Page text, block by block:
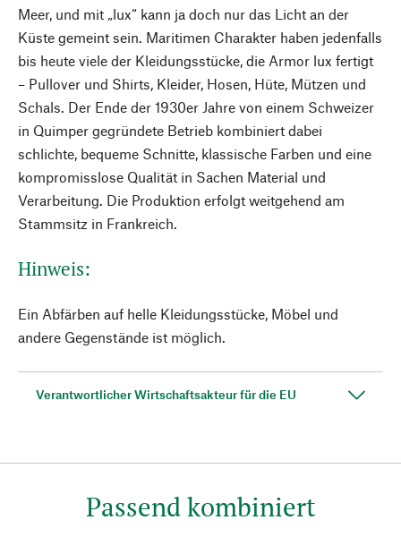
Meer, und mit „lux“ kann ja doch nur das Licht an der
Küste gemeint sein. Maritimen Charakter haben jedenfalls
bis heute viele der Kleidungsstücke, die Armor lux fertigt
– Pullover und Shirts, Kleider, Hosen, Hüte, Mützen und
Schals. Der Ende der 1930er Jahre von einem Schweizer
in Quimper gegründete Betrieb kombiniert dabei
schlichte, bequeme Schnitte, klassische Farben und eine
kompromisslose Qualität in Sachen Material und
Verarbeitung. Die Produktion erfolgt weitgehend am
Stammsitz in Frankreich.
Hinweis:
Ein Abfärben auf helle Kleidungsstücke, Möbel und
andere Gegenstände ist möglich.
Verantwortlicher Wirtschaftsakteur für die EU
Passend kombiniert